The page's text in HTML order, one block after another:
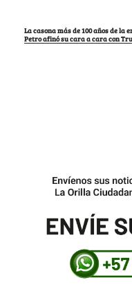
La casona más de 100 años de la
Petro afinó su cara a cara con